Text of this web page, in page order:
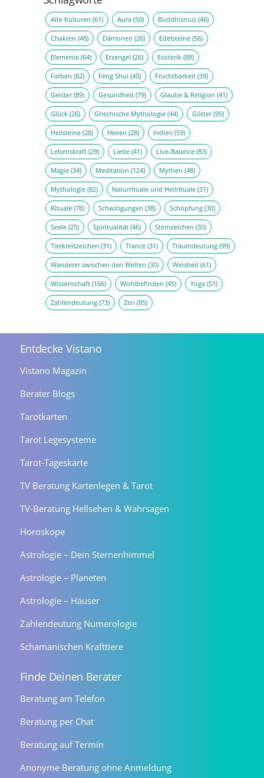
Alte Kulturen (61) Aura(50) Buddhismus(46)
Chakren (48) Dämonen (26) Edelsteine(56)
Elemente(64) Erzengel (26) Esoterik(88)
Farben (82) Feng Shui (40) Fruchtbarkeit(39)
Geister(89) Gesundheit(79) Glaube & Religion (41)
Glück(26) Griechische Mythologie(44) Götter(95)
Heilsteine(28) Hexen (28) Indien (59)
Lebenskraft(29) Liebe(41) Live-Balance(83)
Magie(34) Meditation (124) Mythen (48)
Mythologie(82) Naturrituale und Heilrituale(31)
Rituale(78) Schwingungen (38) Schöpfung(30)
Seele(25) Spiritualität(46) Sternzeichen (30)
Tierkreiszeichen (31) Trance(31) Traumdeutung(99)
Wanderer zwischen den Welten (30) Weisheit(61)
Wissenschaft(166) Wohlbefinden (45) Yoga(51)
Zahlendeutung(73) Zen (85)
Entdecke Vistano
Vistano Magazin
Berater Blogs
Tarotkarten
Tarot Legesysteme
Tarot-Tageskarte
TV Beratung Kartenlegen & Tarot
TV-Beratung Hellsehen & Wahrsagen
Horoskope
Astrologie – Dein Sternenhimmel
Astrologie – Planeten
Astrologie – Häuser
Zahlendeutung Numerologie
Schamanischen Krafttiere
Finde Deinen Berater
Beratung am Telefon
Beratung per Chat
Beratung auf Termin
Anonyme Beratung ohne Anmeldung